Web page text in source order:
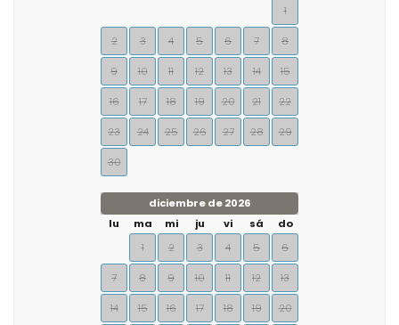
1
2 3 4 5 6 7 8
9 10 11 12 13 14 15
16 17 18 19 20 21 22
23 24 25 26 27 28 29
30
diciembre de 2026
lu
ma mi ju vi sá
do
1
2 3 4 5 6
7 8 9 10 11 12 13
14 15 16 17 18 19 20